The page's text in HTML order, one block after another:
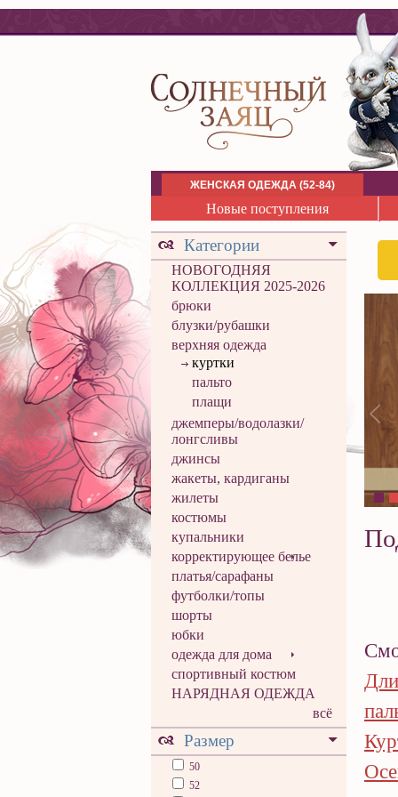
ЖЕНСКАЯ ОДЕЖДА (52-84)
Новые поступления
Категории
НОВОГОДНЯЯ
КОЛЛЕКЦИЯ 2025-2026
брюки
блузки/рубашки
верхняя одежда
куртки
пальто
плащи
джемперы/водолазки/
лонгсливы
джинсы
жакеты, кардиганы
жилеты
костюмы
купальники
корректирующее белье
платья/сарафаны
футболки/топы
шорты
юбки
одежда для дома
спортивный костюм
НАРЯДНАЯ ОДЕЖДА
всё
Размер
50
52